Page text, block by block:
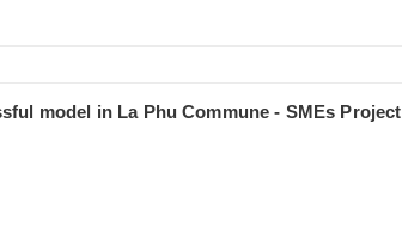
model in La Phu Commune - SMEs Project